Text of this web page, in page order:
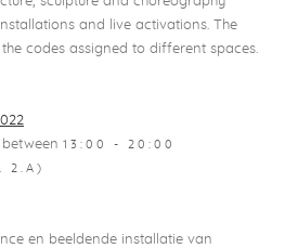
and live activations. The
codes assigned to different spaces.
13:00 - 20:00
2.A)
en beeldende installatie van